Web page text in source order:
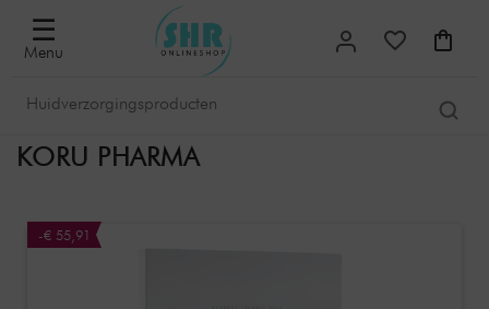
☰
Menu
KORU PHARMA
-€ 55,91